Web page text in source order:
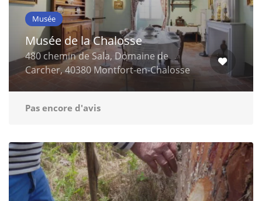
Musée
Musée de la Chalosse
480 chemin de Sala, Domaine de
Carcher, 40380 Montfort-en-Chalosse
Pas encore d'avis